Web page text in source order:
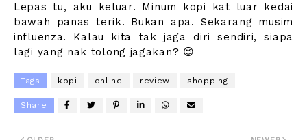
Lepas tu, aku keluar. Minum kopi kat luar kedai
bawah panas terik. Bukan apa. Sekarang musim
influenza. Kalau kita tak jaga diri sendiri, siapa
lagi yang nak tolong jagakan? 😉
Tags kopi online review shopping
Share